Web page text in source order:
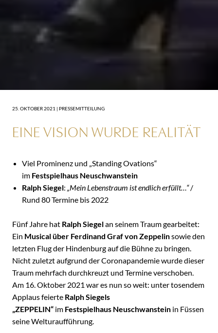
25. OKTOBER 2021 | PRESSEMITTEILUNG
EINE VISION WURDE REALITÄT
Viel Prominenz und „Standing Ovations“
im Festspielhaus Neuschwanstein
Ralph Siegel: „Mein Lebenstraum ist endlich erfüllt…“/
Rund 80 Termine bis 2022
Fünf Jahre hat Ralph Siegelan seinem Traum gearbeitet:
Ein Musical über Ferdinand Graf von Zeppelinsowie den
letzten Flug der Hindenburg auf die Bühne zu bringen.
Nicht zuletzt aufgrund der Coronapandemie wurde dieser
Traum mehrfach durchkreuzt und Termine verschoben.
Am 16. Oktober 2021 war es nun so weit: unter tosendem
Applaus feierte Ralph Siegels
„ZEPPELIN“ im Festspielhaus Neuschwanstein in Füssen
seine Welturaufführung.